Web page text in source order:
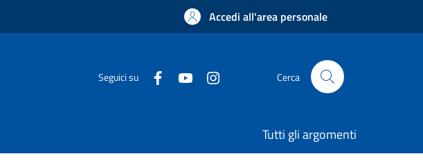
Accedi all'area personale
Seguici su Cerca
Tutti gli argomenti